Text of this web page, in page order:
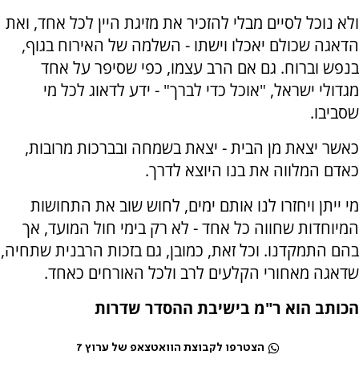
ולא נוכל לסיים מבלי להזכיר את מזיגת היין לכל אחד, ואת
הדאגה שכולם יאכלו וישתו - השלמה של האירוח בגוף,
בנפש וברוח. גם אם הרב עצמו, כפי שסיפר על אחד
מגדולי ישראל, "אוכל כדי לברך" - ידע לדאוג לכל מי
שסביבו.
כאשר יצאת מן הבית - יצאת בשמחה ובברכות מרובות,
כאדם המלווה את בנו היוצא לדרך.
מי ייתן ויחזרו לנו אותם ימים, לחוש שוב את התחושות
המיוחדות שחווה כל אחד - לא רק בימי חול המועד, אך
בהם התמקדנו. וכל זאת, כמובן, גם בזכות הרבנית שתחיה,
שדאגה מאחורי הקלעים לרב ולכל האורחים כאחד.
הכותב הוא ר"מ בישיבת ההסדר שדרות
הצטרפו לקבוצת הוואטצאפ של ערוץ 7